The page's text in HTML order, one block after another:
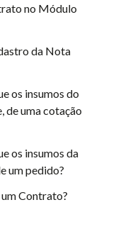
no Módulo
da Nota
os insumos do
de uma cotação
os insumos da
um pedido?
Contrato?